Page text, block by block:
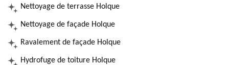
Nettoyage de terrasse Holque
Nettoyage de façade Holque
Ravalement de façade Holque
Hydrofuge de toiture Holque